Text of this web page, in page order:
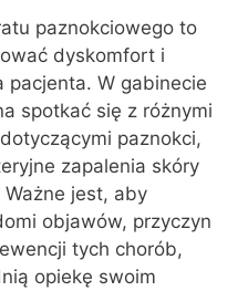
paznokciowego to
dyskomfort i
pacjenta. W gabinecie
spotkać się z różnymi
paznokci,
zapalenia skóry
jest, aby
objawów, przyczyn
tych chorób,
opiekę swoim